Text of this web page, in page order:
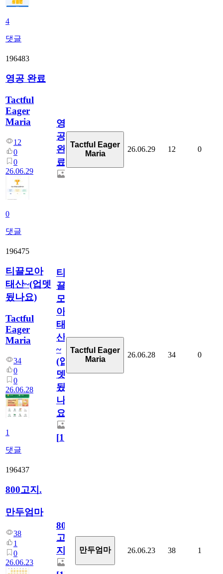
4
댓글
196483
영공 완료
Tactful
Eager
Maria
12
0
0
26.06.29
0
댓글
영
공
완
료
Tactful Eager
Maria
26.06.29 12 0
196475
티끌모아
태산~(업뎃
됬나요)
Tactful
Eager
Maria
34
0
0
26.06.28
1
댓글
티
끌
모
아
태
산
~
(업
뎃
됬
나
요)
[1]
Tactful Eager
Maria
26.06.28 34 0
196437
800고지.
만두엄마
38
1
0
26.06.23
800
고
지.
만두엄마 26.06.23 38 1